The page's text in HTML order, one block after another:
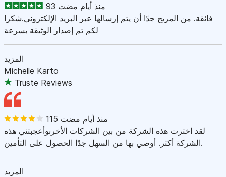
93 منذ أيام مضت
فائقة. من المريح جدًا أن يتم إرسالها عبر البريد الإلكتروني.شكرا
لكم تم إصدار الوثيقة بسرعة
المزيد
Michelle Karto
Truste Reviews
115 منذ أيام مضت
لقد اخترت هذه الشركة من بين الشركات الأخرىوأعجبتني هذه
الشركة أكثر. أوصي بها من السهل جدًا الحصول على التأمين.
المزيد